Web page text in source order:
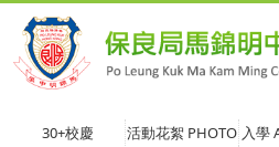
30+校慶
活動花絮 PHOTO 入學